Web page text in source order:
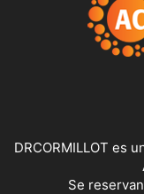
DRCORMILLOT es
Se